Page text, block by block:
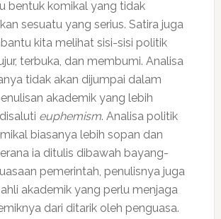
bentuk komikal yang tidak
sesuatu yang serius. Satira juga
kita melihat sisi-sisi politik
terbuka, dan membumi. Analisa
tidak akan dijumpai dalam
akademik yang lebih
euphemism. Analisa politik
biasanya lebih sopan dan
ia ditulis dibawah bayang-
pemerintah, penulisnya juga
akademik yang perlu menjaga
dari ditarik oleh penguasa.